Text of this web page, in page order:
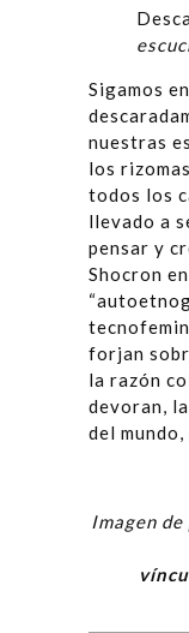
Sigamos
nuestras
los
todos los
llevado a
pensar y
Shocron en
forjan
la razón
devoran,
del
Imagen